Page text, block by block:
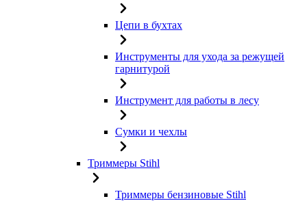
Цепи в бухтах
Инструменты для ухода за режущей
гарнитурой
Инструмент для работы в лесу
Сумки и чехлы
Триммеры Stihl
Триммеры бензиновые Stihl